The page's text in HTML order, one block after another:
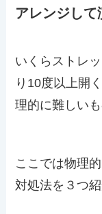
アレンジして
いくらストレ
り10度以上開
理的に難しいも
ここでは物理
対処法を３つ紹